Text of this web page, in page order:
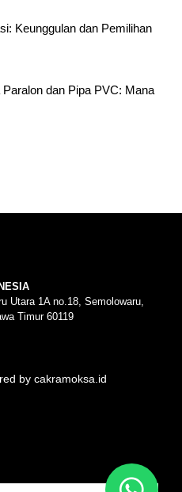
Keunggulan dan Pemilihan
dan Pipa PVC: Mana
Utara 1A no.18, Semolowaru,
Timur 60119
by cakramoksa.id